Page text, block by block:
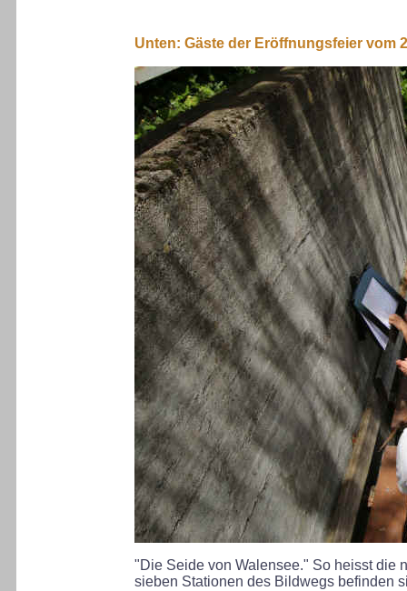
Unten: Gäste der Eröffnungsfeier vom
"Die Seide von Walensee." So heisst die
sieben Stationen des Bildwegs befinden